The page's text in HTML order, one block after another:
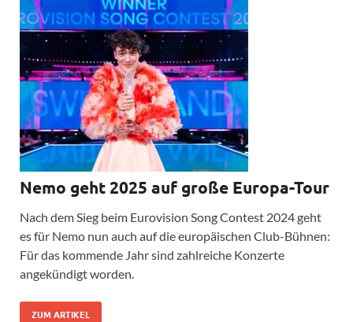
Nemo geht 2025 auf große Europa-Tour
Nach dem Sieg beim Eurovision Song Contest 2024 geht
es für Nemo nun auch auf die europäischen Club-Bühnen:
Für das kommende Jahr sind zahlreiche Konzerte
angekündigt worden.
ZUM ARTIKEL